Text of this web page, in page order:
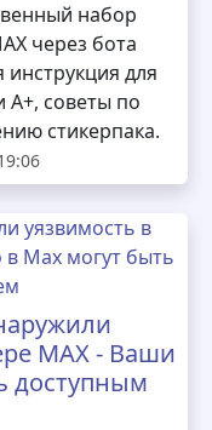
набор
через бота
для
А+, советы по
стикерпака.
MAX - Ваши
доступным